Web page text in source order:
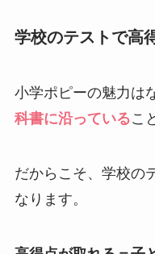
学校のテストで高
小学ポピーの魅力は
科書に沿っているこ
だからこそ、学校の
なります。